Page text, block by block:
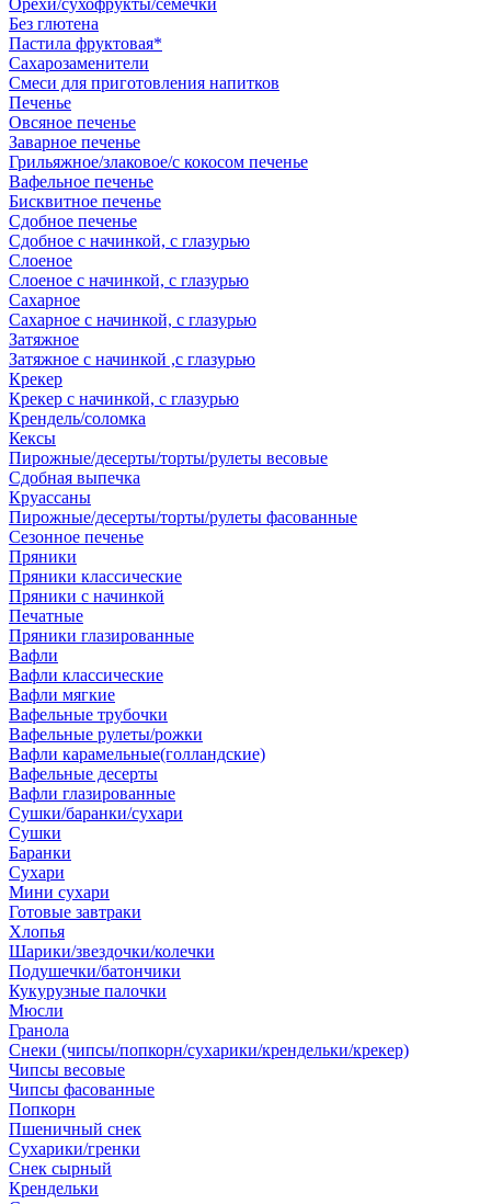
Орехи/сухофрукты/семечки
Без глютена
Пастила фруктовая*
Сахарозаменители
Смеси для приготовления напитков
Печенье
Овсяное печенье
Заварное печенье
Грильяжное/злаковое/с кокосом печенье
Вафельное печенье
Бисквитное печенье
Сдобное печенье
Сдобное с начинкой, с глазурью
Слоеное
Слоеное с начинкой, с глазурью
Сахарное
Сахарное с начинкой, с глазурью
Затяжное
Затяжное с начинкой ,с глазурью
Крекер
Крекер с начинкой, с глазурью
Крендель/соломка
Кексы
Пирожные/десерты/торты/рулеты весовые
Сдобная выпечка
Круассаны
Пирожные/десерты/торты/рулеты фасованные
Сезонное печенье
Пряники
Пряники классические
Пряники с начинкой
Печатные
Пряники глазированные
Вафли
Вафли классические
Вафли мягкие
Вафельные трубочки
Вафельные рулеты/рожки
Вафли карамельные(голландские)
Вафельные десерты
Вафли глазированные
Сушки/баранки/сухари
Сушки
Баранки
Сухари
Мини сухари
Готовые завтраки
Хлопья
Шарики/звездочки/колечки
Подушечки/батончики
Кукурузные палочки
Мюсли
Гранола
Снеки (чипсы/попкорн/сухарики/крендельки/крекер)
Чипсы весовые
Чипсы фасованные
Попкорн
Пшеничный снек
Сухарики/гренки
Снек сырный
Крендельки